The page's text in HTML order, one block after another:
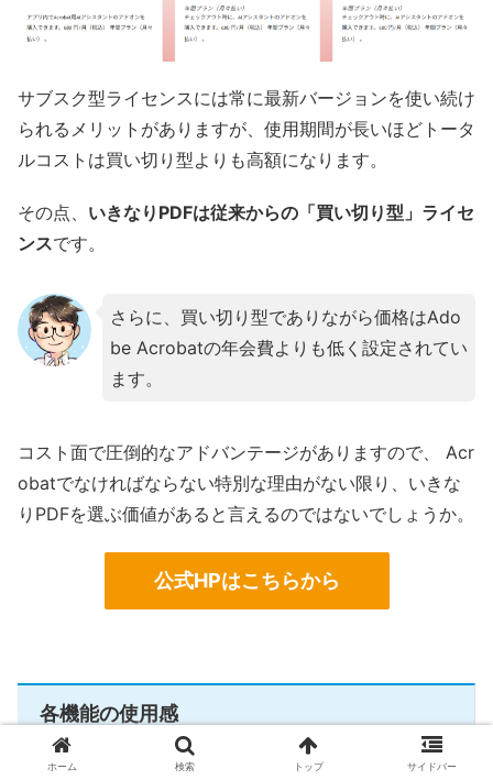
サブスク型ライセンスには常に最新バージョンを使い続け
られるメリットがありますが、使用期間が長いほどトータ
ルコストは買い切り型よりも高額になります。
その点、 いきなりPDFは従来からの「買い切り型」ライセ
ンスです。
さらに、買い切り型でありながら価格はAdo
be Acrobatの年会費よりも低く設定されてい
ます。
コスト面で圧倒的なアドバンテージがありますので、 Acr
obatでなければならない特別な理由がない限り、いきな
りPDFを選ぶ価値があると言えるのではないでしょうか。
公式HPはこちらから
各機能の使用感
ホーム 検索 トップ サイドバー